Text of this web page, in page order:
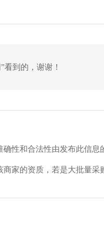
”看到的，谢谢！
性和合法性由发布此信
家的资质，若是大批量采